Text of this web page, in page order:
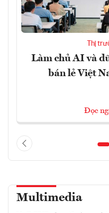
Thị
Làm chủ AI và
bán lẻ Việt
Đọc
Multimedia